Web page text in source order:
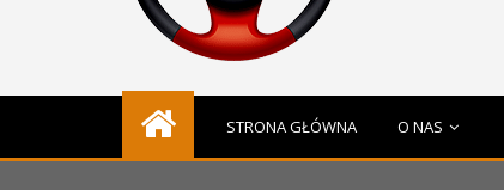
STRONA GŁÓWNA O NAS